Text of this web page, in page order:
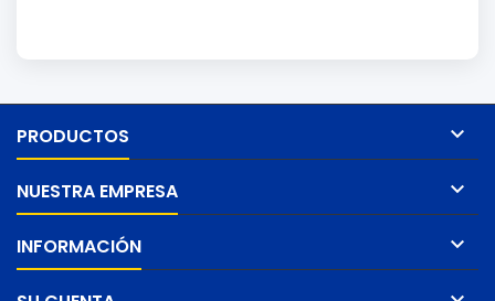
PRODUCTOS 
NUESTRA EMPRESA 
INFORMACIÓN 